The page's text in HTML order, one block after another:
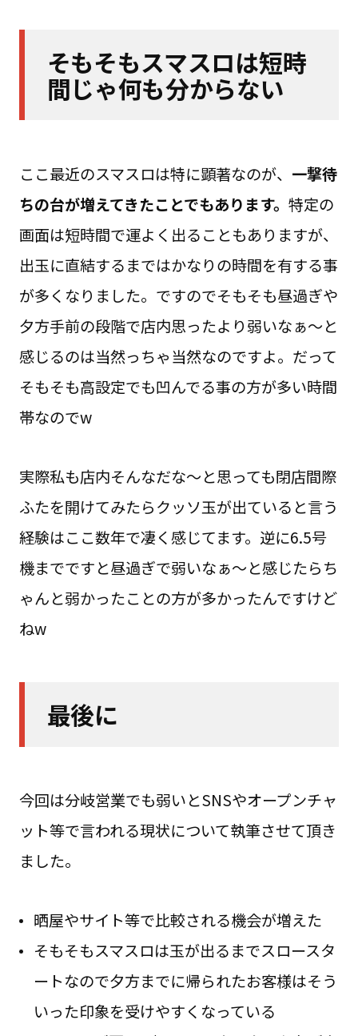
そもそもスマスロは短時
間じゃ何も分からない
ここ最近のスマスロは特に顕著なのが、 一撃待
ちの台が増えてきたことでもあります。 特定の
画面は短時間で運よく出ることもありますが、
出玉に直結するまではかなりの時間を有する事
が多くなりました。ですのでそもそも昼過ぎや
夕方手前の段階で店内思ったより弱いなぁ～と
感じるのは当然っちゃ当然なのですよ。だって
そもそも高設定でも凹んでる事の方が多い時間
帯なのでw
実際私も店内そんなだな～と思っても閉店間際
ふたを開けてみたらクッソ玉が出ていると言う
経験はここ数年で凄く感じてます。逆に6.5号
機までですと昼過ぎで弱いなぁ～と感じたらち
ゃんと弱かったことの方が多かったんですけど
ねw
最後に
今回は分岐営業でも弱いとSNSやオープンチャ
ット等で言われる現状について執筆させて頂き
ました。
晒屋やサイト等で比較される機会が増えた
そもそもスマスロは玉が出るまでスロースタ
ートなので夕方までに帰られたお客様はそう
いった印象を受けやすくなっている